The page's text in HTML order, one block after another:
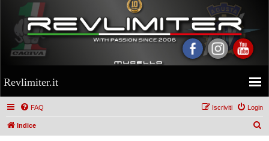
Revlimiter.it
FAQ Login
Iscriviti
Indice